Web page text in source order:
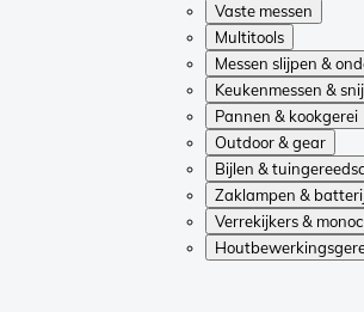
Vaste messen
Multitools
Messen slijpen &
Keukenmessen &
Pannen & kookgerei
Outdoor & gear
Bijlen &
Zaklampen &
Verrekijkers &